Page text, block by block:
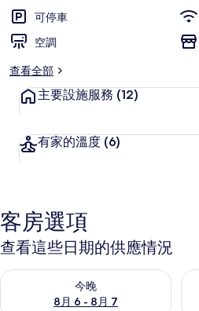
可停車
空調
查看全部
主要設施服務 (12)
有家的溫度 (6)
客房選項
查看這些日期的供應情況
今晚
8月 6 - 8月 7
查看今晚 (8月 6 - 8月 7) 的供應情況查